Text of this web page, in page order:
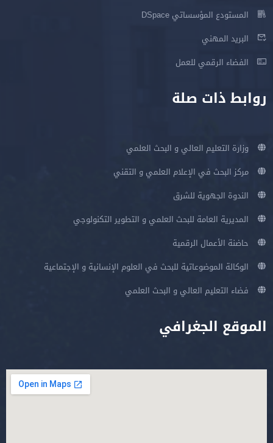
المستودع المؤسساتي DSpace
البريد المهني
الفضاء الرقمي للعمل
روابط ذات صلة
وزارة التعليم العالي و البحث العلمي
مركز البحث في الإعلام العلمي و التقني
الندوة الجهوية للشرق
المديرية العامة للبحث العلمي و التطوير التكنولوجي
حاضنة الأعمال الرقمية
الوكالة الموضوعاتية للبحث في العلوم الإنسانية و الإجتماعية
فضاء التعليم العالي و البحث العلمي
الموقع الجغرافي